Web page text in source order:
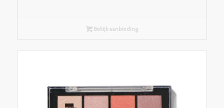
Bekijk aanbieding